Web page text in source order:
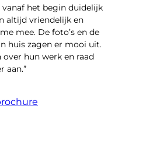
het begin duidelijk
altijd vriendelijk en
mee. De foto’s en de
huis zagen er mooi uit.
hun werk en raad
aan.”